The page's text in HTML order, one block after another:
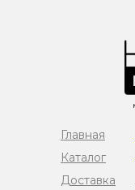
Главная
Каталог
Доставка